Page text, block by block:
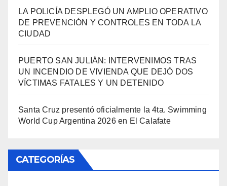
LA POLICÍA DESPLEGÓ UN AMPLIO OPERATIVO
DE PREVENCIÓN Y CONTROLES EN TODA LA
CIUDAD
PUERTO SAN JULIÁN: INTERVENIMOS TRAS
UN INCENDIO DE VIVIENDA QUE DEJÓ DOS
VÍCTIMAS FATALES Y UN DETENIDO
Santa Cruz presentó oficialmente la 4ta. Swimming
World Cup Argentina 2026 en El Calafate
CATEGORÍAS